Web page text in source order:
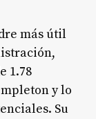
más útil
1.78
y lo
Su